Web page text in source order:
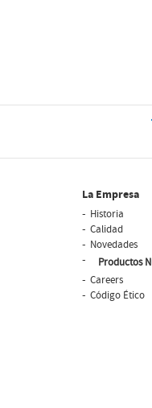
La Empresa
Historia
Calidad
Novedades
Productos
Careers
Código Ético